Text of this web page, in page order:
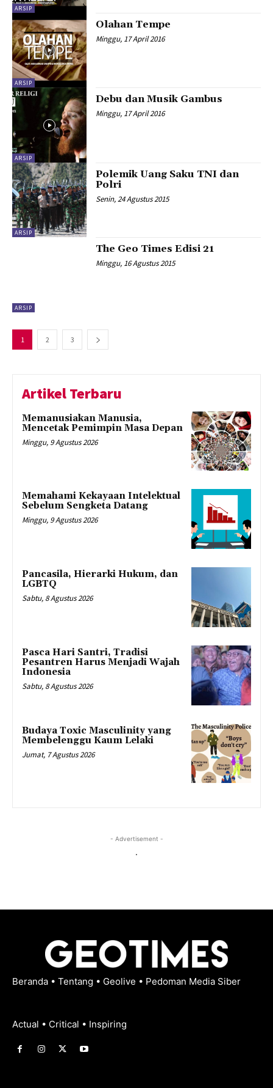
ARSIP
ARSIP
Olahan Tempe
Minggu, 17 April 2016
ARSIP
Debu dan Musik Gambus
Minggu, 17 April 2016
ARSIP
Polemik Uang Saku TNI dan
Polri
Senin, 24 Agustus 2015
ARSIP
The Geo Times Edisi 21
Minggu, 16 Agustus 2015
1 2 3
Artikel Terbaru
Memanusiakan Manusia,
Mencetak Pemimpin Masa Depan
Minggu, 9 Agustus 2026
Memahami Kekayaan Intelektual
Sebelum Sengketa Datang
Minggu, 9 Agustus 2026
Pancasila, Hierarki Hukum, dan
LGBTQ
Sabtu, 8 Agustus 2026
Pasca Hari Santri, Tradisi
Pesantren Harus Menjadi Wajah
Indonesia
Sabtu, 8 Agustus 2026
Budaya Toxic Masculinity yang
Membelenggu Kaum Lelaki
Jumat, 7 Agustus 2026
- Advertisement -
.
Beranda • Tentang • Geolive • Pedoman Media Siber
Actual • Critical • Inspiring